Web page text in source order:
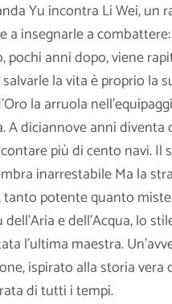
Yu incontra Li Wei, un
a insegnarle a
pochi anni dopo, viene
salvarle la vita è proprio la
la arruola
A diciannove anni
più di cento navi. Il
inarrestabile Ma la
tanto potente quanto
dell’Aria e dell’Acqua, lo
l’ultima maestra.
ispirato alla storia vera
di tutti i tempi.